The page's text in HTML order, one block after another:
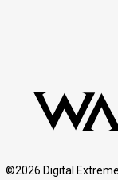
©2026 Digital